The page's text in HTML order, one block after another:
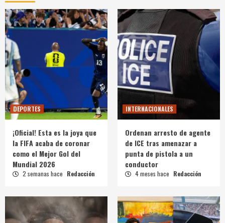
DEPORTES
¡Oficial! Esta es la joya que
la FIFA acaba de coronar
como el Mejor Gol del
Mundial 2026
2 semanas hace Redacción
INTERNACIONALES
Ordenan arresto de agente
de ICE tras amenazar a
punta de pistola a un
conductor
4 meses hace Redacción